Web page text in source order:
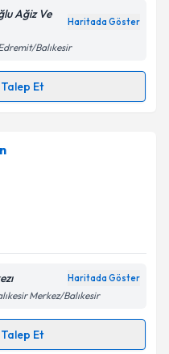
ilişkin
Aydınlatma
verilerimin belirtilen
ediyorum.
Gönder
Ağiz Ve
Haritada Göster
Balıkesir
Et
takvimi talebi
almanız için bir
ile bilgilendireceğiz.
ilişkinAydınlatma
ediyorum.
Haritada Göster
Merkez/Balıkesir
Et